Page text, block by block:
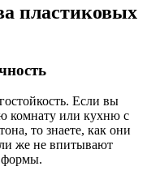
пластиковых
Если вы
комнату или кухню с
то знаете, как они
же не впитывают
формы.